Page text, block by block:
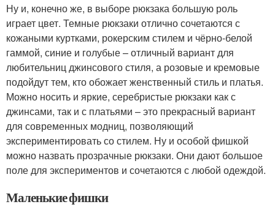
Ну и, конечно же, в выборе рюкзака большую роль
играет цвет. Темные рюкзаки отлично сочетаются с
кожаными куртками, рокерским стилем и чёрно-белой
гаммой, синие и голубые – отличный вариант для
любительниц джинсового стиля, а розовые и кремовые
подойдут тем, кто обожает женственный стиль и платья.
Можно носить и яркие, серебристые рюкзаки как с
джинсами, так и с платьями – это прекрасный вариант
для современных модниц, позволяющий
экспериментировать со стилем. Ну и особой фишкой
можно назвать прозрачные рюкзаки. Они дают большое
поле для экспериментов и сочетаются с любой одеждой.
Маленькие фишки